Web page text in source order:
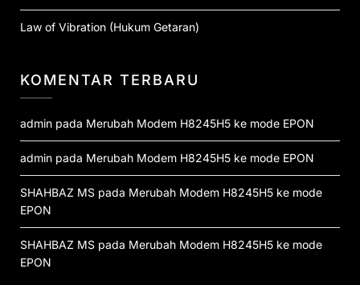
Law of Vibration (Hukum Getaran)
KOMENTAR TERBARU
admin pada Merubah Modem H8245H5 ke mode EPON
admin pada Merubah Modem H8245H5 ke mode EPON
SHAHBAZ MS pada Merubah Modem H8245H5 ke mode
EPON
SHAHBAZ MS pada Merubah Modem H8245H5 ke mode
EPON